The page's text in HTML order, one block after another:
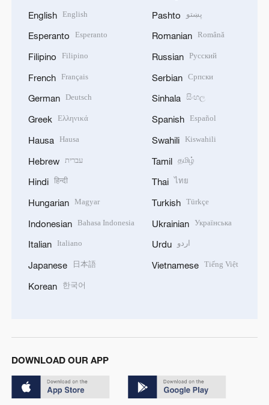
English English
Esperanto Esperanto
Filipino Filipino
French Français
German Deutsch
Greek Ελληνικά
Hausa Hausa
Hebrew עברית
Hindi हिन्दी
Hungarian Magyar
Indonesian Bahasa Indonesia
Italian Italiano
Japanese 日本語
Korean 한국어
Pashto پښتو
Romanian Română
Russian Русский
Serbian Српски
Sinhala සිංහල
Spanish Español
Swahili Kiswahili
Tamil தமிழ்
Thai ไทย
Turkish Türkçe
Ukrainian Українська
Urdu اردو
Vietnamese Tiếng Việt
DOWNLOAD OUR APP